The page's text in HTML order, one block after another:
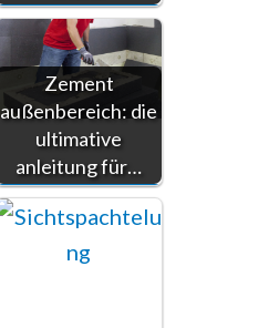
Zement
außenbereich: die
ultimative
anleitung für…